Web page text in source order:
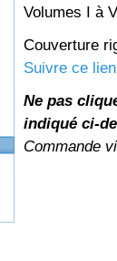
Volumes I à
Couverture
Suivre ce lien
Ne pas
indiqué ci-
Commande